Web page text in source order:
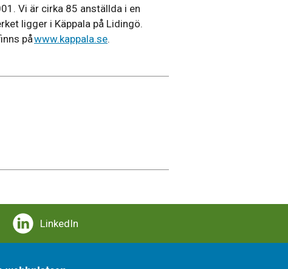
Vi är cirka 85 anställda i en
ligger i Käppala på Lidingö.
påwww.kappala.se.
LinkedIn